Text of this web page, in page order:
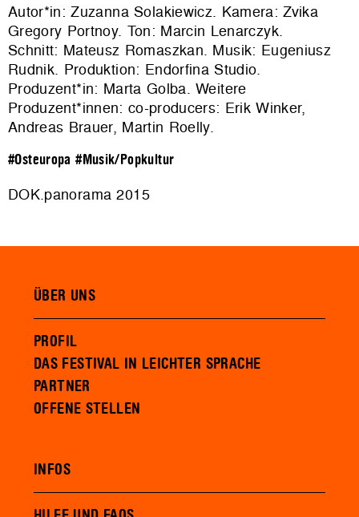
Autor*in: Zuzanna Solakiewicz. Kamera: Zvika
Gregory Portnoy. Ton: Marcin Lenarczyk.
Schnitt: Mateusz Romaszkan. Musik: Eugeniusz
Rudnik. Produktion: Endorfina Studio.
Produzent*in: Marta Golba. Weitere
Produzent*innen: co-producers: Erik Winker,
Andreas Brauer, Martin Roelly.
#Osteuropa #Musik/Popkultur
DOK.panorama 2015
ÜBER UNS
PROFIL
DAS FESTIVAL IN LEICHTER SPRACHE
PARTNER
OFFENE STELLEN
INFOS